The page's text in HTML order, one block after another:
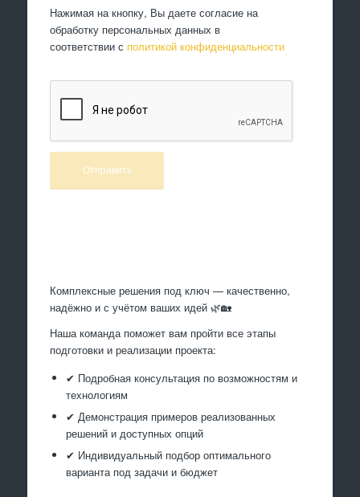
Нажимая на кнопку, Вы даете согласие на
обработку персональных данных в
соответствии с политикой конфиденциальности
Комплексные решения под ключ — качественно,
надёжно и с учётом ваших идей 🌿🏡
Наша команда поможет вам пройти все этапы
подготовки и реализации проекта:
✔ Подробная консультация по возможностям и
технологиям
✔ Демонстрация примеров реализованных
решений и доступных опций
✔ Индивидуальный подбор оптимального
варианта под задачи и бюджет